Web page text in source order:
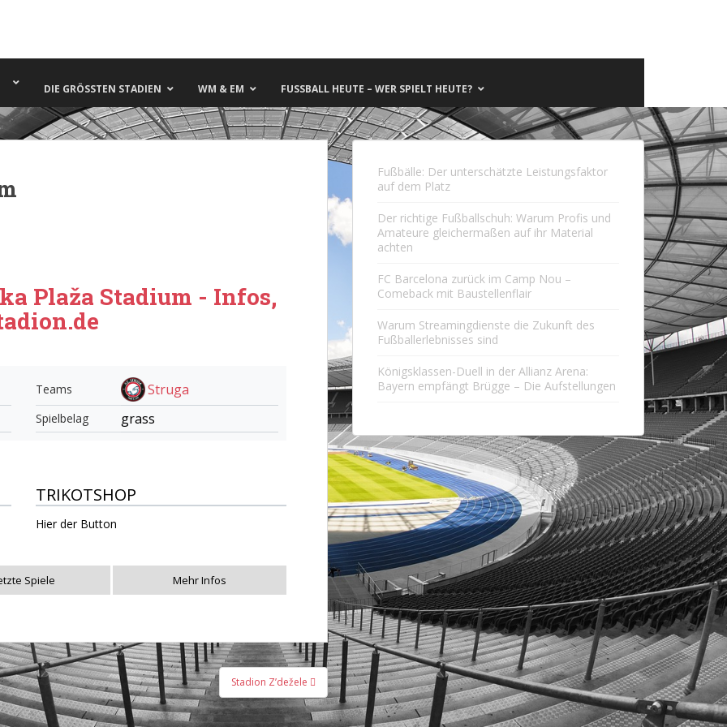
DIE GRÖSSTEN STADIEN WM & EM FUSSBALL HEUTE – WER SPIELT HEUTE?
Plaža Stadium - Infos,
Teams Struga
Spielbelag grass
TRIKOTSHOP
Hier der Button
Spiele Mehr Infos
Stadion Z’dežele
Fußbälle: Der unterschätzte Leistungsfaktor
auf dem Platz
Der richtige Fußballschuh: Warum Profis und
Amateure gleichermaßen auf ihr Material
achten
FC Barcelona zurück im Camp Nou –
Comeback mit Baustellenflair
Warum Streamingdienste die Zukunft des
Fußballerlebnisses sind
Königsklassen-Duell in der Allianz Arena:
Bayern empfängt Brügge – Die Aufstellungen